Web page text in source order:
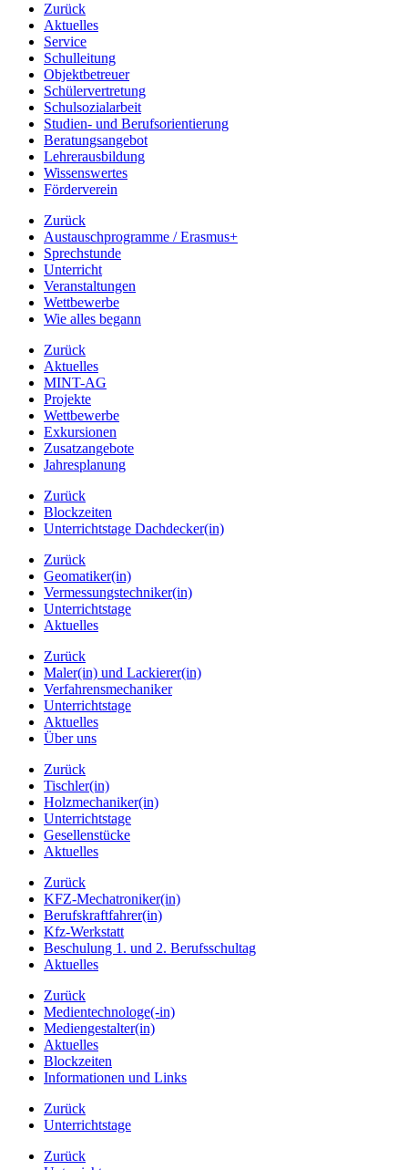
Zurück
Aktuelles
Service
Schulleitung
Objektbetreuer
Schülervertretung
Schulsozialarbeit
Studien- und Berufsorientierung
Beratungsangebot
Lehrerausbildung
Wissenswertes
Förderverein
Zurück
Austauschprogramme / Erasmus+
Sprechstunde
Unterricht
Veranstaltungen
Wettbewerbe
Wie alles begann
Zurück
Aktuelles
MINT-AG
Projekte
Wettbewerbe
Exkursionen
Zusatzangebote
Jahresplanung
Zurück
Blockzeiten
Unterrichtstage Dachdecker(in)
Zurück
Geomatiker(in)
Vermessungstechniker(in)
Unterrichtstage
Aktuelles
Zurück
Maler(in) und Lackierer(in)
Verfahrensmechaniker
Unterrichtstage
Aktuelles
Über uns
Zurück
Tischler(in)
Holzmechaniker(in)
Unterrichtstage
Gesellenstücke
Aktuelles
Zurück
KFZ-Mechatroniker(in)
Berufskraftfahrer(in)
Kfz-Werkstatt
Beschulung 1. und 2. Berufsschultag
Aktuelles
Zurück
Medientechnologe(-in)
Mediengestalter(in)
Aktuelles
Blockzeiten
Informationen und Links
Zurück
Unterrichtstage
Zurück